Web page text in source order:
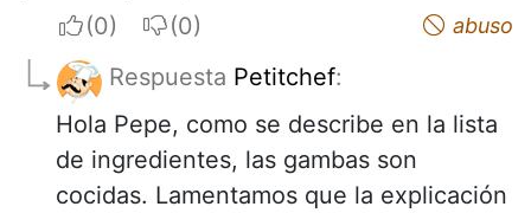
I apreciateI do not appreciate abuso
Respuesta Petitchef:
Hola Pepe, como se describe en la lista
de ingredientes, las gambas son
cocidas. Lamentamos que la explicación